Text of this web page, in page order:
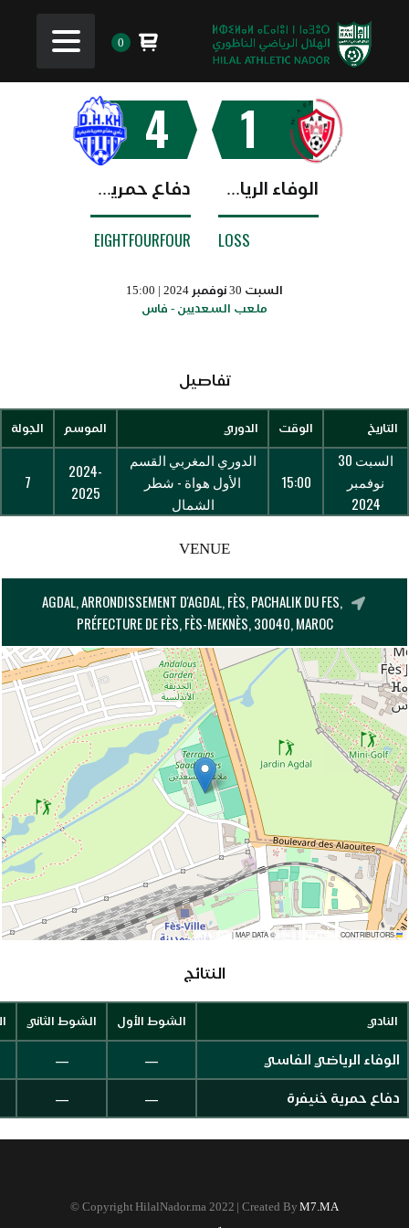
0
1
الوفاء الرياضي الفاسي
LOSS
4
دفاع حمرية خنيفرة
EIGHTFOURFOUR
السبت 30 نوفمبر 2024 | 15:00
ملعب السعديين - فاس
تفاصيل
التاريخ الوقت الدوري الموسم الجولة
السبت 30
نوفمبر
2024
15:00
الدوري المغربي القسم
الأول هواة - شطر
الشمال
2024-
2025
7
VENUE
AGDAL, ARRONDISSEMENT D'AGDAL, FÈS, PACHALIK DU FES,
PRÉFECTURE DE FÈS, FÈS-MEKNÈS, 30040, MAROC
LEAFLET
|MAP DATA © CONTRIBUTORS
النتائج
النادي الشوط الأول الشوط الثاني
الوفاء الرياضي الفاسي —
—
دفاع حمرية خنيفرة —
—
Copyright HilalNador.ma 2022 | Created ByM7.MA
©